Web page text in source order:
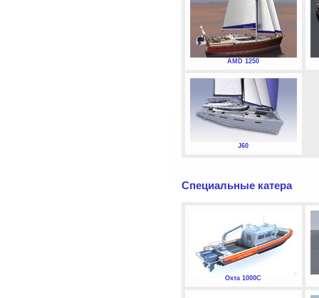
AMD 1250
J60
Специальные катера
Охта 1000С